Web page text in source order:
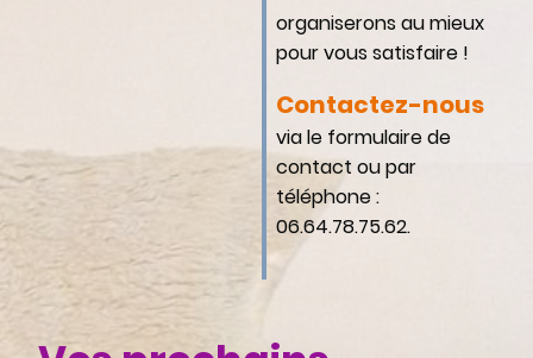
organiserons au mieux
pour vous satisfaire !
Contactez-nous
via le formulaire de
contact ou par
téléphone :
06.64.78.75.62.